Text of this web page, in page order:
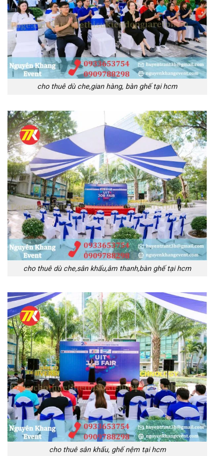
cho thuê dù che,gian hàng, bàn ghế tại hcm
cho thuê dù che,sân khấu,âm thanh,bàn ghế tại hcm
cho thuê sân khấu, ghế nệm tại hcm